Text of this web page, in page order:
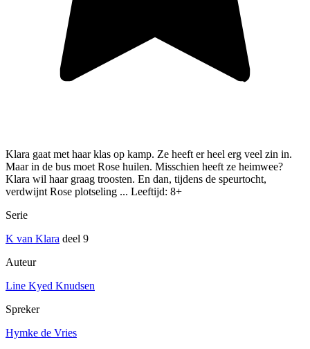
Klara gaat met haar klas op kamp. Ze heeft er heel erg veel zin in.
Maar in de bus moet Rose huilen. Misschien heeft ze heimwee?
Klara wil haar graag troosten. En dan, tijdens de speurtocht,
verdwijnt Rose plotseling ... Leeftijd: 8+
Serie
K van Klara deel 9
Auteur
Line Kyed Knudsen
Spreker
Hymke de Vries